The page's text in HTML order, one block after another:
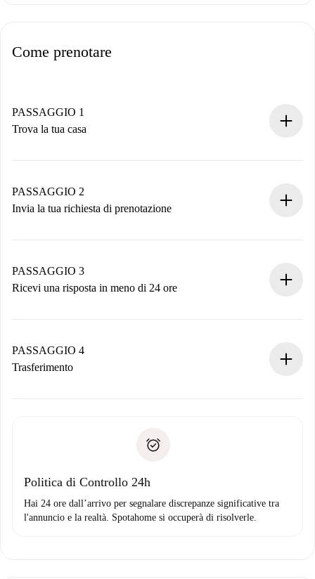
Come prenotare
PASSAGGIO 1
Trova la tua casa
Hai tutte le informazioni necessarie in anticipo.
PASSAGGIO 2
Invia la tua richiesta di prenotazione
non accetta.
PASSAGGIO 3
Ricevi una risposta in meno di 24 ore
contatto con il proprietario.
Se rifiutata: non ti addebiteremo nulla e ti proporremo
Domiciliazione del pagamento
PASSAGGIO 4
Trasferimento
solo se non segnali problemi.
Politica di Controllo 24h
Hai 24 ore dall’arrivo per segnalare discrepanze significative tra
l'annuncio e la realtà. Spotahome si occuperà di risolverle.